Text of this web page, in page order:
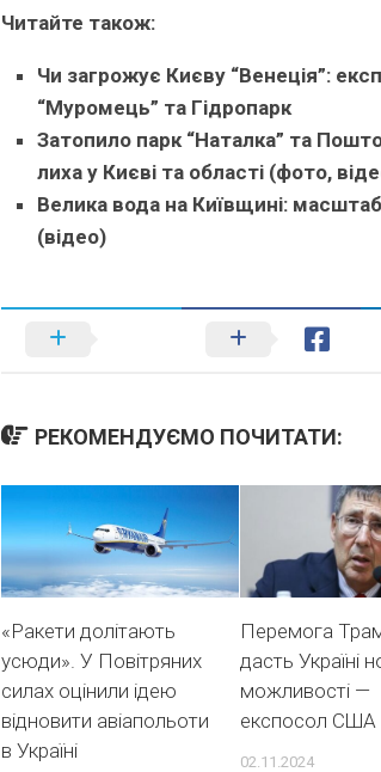
Читайте також:
Чи загрожує Києву “Венеція”:
“Муромець” та Гідропарк
Затопило парк “Наталка” та
лиха у Києві та області (фото,
Велика вода на Київщині:
(відео)
РЕКОМЕНДУЄМО ПОЧИТАТИ:
«Ракети долітають
усюди». У Повітряних
силах оцінили ідею
відновити авіапольоти
в Україні
Перемога
дасть Україні
можливості —
експосол США
02.11.2024